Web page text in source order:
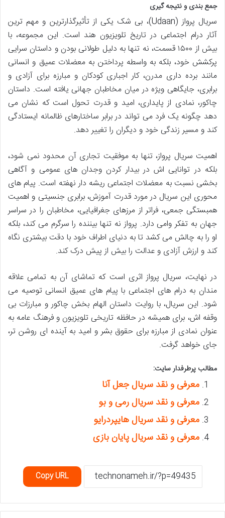
جمع بندی و نتیجه گیری
سریال پرواز (Udaan)، بی شک یکی از تأثیرگذارترین و مهم ترین
آثار درام اجتماعی در تاریخ تلویزیون هند است. این مجموعه، با
بیش از ۱۵۰۰ قسمت، نه تنها به دلیل طولانی بودن و داستان سرایی
پرکشش خود، بلکه به واسطه پرداختن به معضلات عمیق و انسانی
مانند برده داری مدرن، کار اجباری کودکان و مبارزه برای آزادی و
برابری، جایگاهی ویژه در میان مخاطبان جهانی یافته است. داستان
چاکور، نمادی از پایداری، امید و قدرت تحول است که نشان می
دهد چگونه یک فرد می تواند در برابر ساختارهای ظالمانه ایستادگی
کند و مسیر زندگی خود و دیگران را تغییر دهد.
اهمیت سریال پرواز، تنها به موفقیت تجاری آن محدود نمی شود،
بلکه در توانایی اش در بیدار کردن وجدان های عمومی و آگاهی
بخشی نسبت به معضلات اجتماعی ریشه دار نهفته است. پیام های
محوری این سریال در مورد قدرت آموزش، برابری جنسیتی و اهمیت
همبستگی جمعی، فراتر از مرزهای جغرافیایی، مخاطبان را در سراسر
جهان به تفکر وامی دارد. پرواز نه تنها بیننده را سرگرم می کند، بلکه
او را به چالش می کشد تا به دنیای اطراف خود با دقت بیشتری نگاه
کند و ارزش آزادی و عدالت را بیش از پیش درک کند.
در نهایت، سریال پرواز اثری است که تماشای آن به تمامی علاقه
مندان به درام های اجتماعی با پیام های عمیق انسانی توصیه می
شود. این سریال، با روایت داستان الهام بخش چاکور و مبارزات بی
وقفه اش، برای همیشه در حافظه تاریخی تلویزیون و فرهنگ عامه به
عنوان نمادی از مبارزه برای حقوق بشر و امید به آینده ای روشن تر،
جای خواهد گرفت.
مطالب پرطرفدار سایت:
معرفی و نقد سریال جعل آنا
معرفی و نقد سریال رمی و بو
معرفی و نقد سریال ‫هایپردرایو
معرفی و نقد سریال پایان بازی
Copy URL